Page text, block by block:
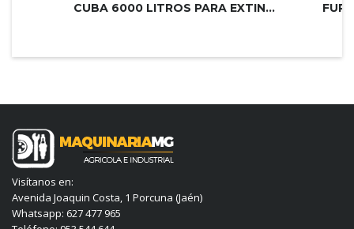
CUBA 6000 LITROS PARA EXTINCIÓN DE...
Visítanos en:
Avenida Joaquin Costa, 1 Porcuna (Jaén)
Whatsapp: 627 477 965